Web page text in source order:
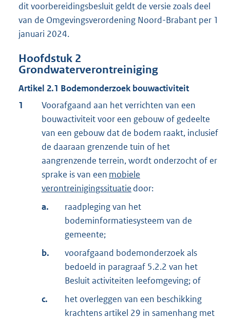
dit voorbereidingsbesluit geldt de versie zoals deel
van de Omgevingsverordening Noord-Brabant per 1
januari 2024.
Hoofdstuk 2
Grondwaterverontreiniging
Artikel 2.1 Bodemonderzoek bouwactiviteit
1
Voorafgaand aan het verrichten van een
bouwactiviteit voor een gebouw of gedeelte
van een gebouw dat de bodem raakt, inclusief
de daaraan grenzende tuin of het
aangrenzende terrein, wordt onderzocht of er
sprake is van een mobiele
verontreinigingssituatie door:
a.
raadpleging van het
bodeminformatiesysteem van de
gemeente;
b.
voorafgaand bodemonderzoek als
bedoeld in paragraaf 5.2.2 van het
Besluit activiteiten leefomgeving; of
c.
het overleggen van een beschikking
krachtens artikel 29 in samenhang met